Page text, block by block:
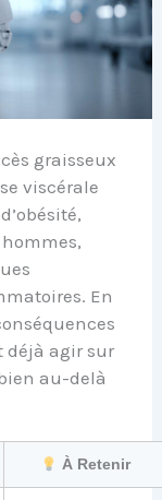
graisseux
viscérale
En
déjà agir sur
au-delà
À Retenir